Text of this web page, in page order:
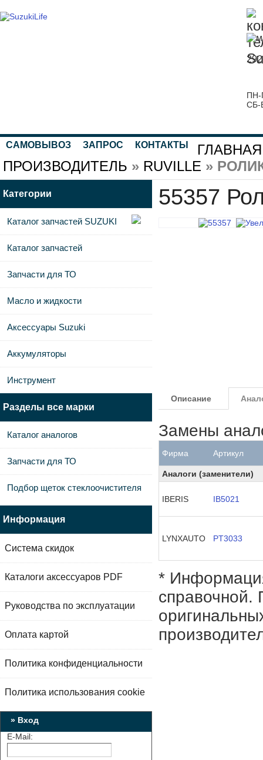
ПН-
СБ-
САМОВЫВОЗ ЗАПРОС КОНТАКТЫ ГЛАВНАЯ
ПРОИЗВОДИТЕЛЬ » RUVILLE »
55357
Описание
Замены
Фирма Артикул
Аналоги (заменители)
IBERIS IB5021
LYNXAUTO PT3033
*
справочной.
Категории
Каталог запчастей SUZUKI
Каталог запчастей
Запчасти для ТО
Масло и жидкости
Аксессуары Suzuki
Аккумуляторы
Инструмент
Разделы все марки
Каталог аналогов
Запчасти для ТО
Подбор щеток стеклоочистителя
Информация
Система скидок
Каталоги аксессуаров PDF
Руководства по эксплуатации
Оплата картой
Политика конфиденциальности
Политика использования cookie
» Вход
E-Mail: